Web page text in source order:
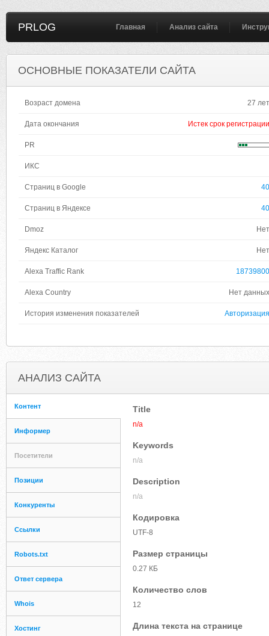
PRLOG Главная Анализ сайта
ОСНОВНЫЕ ПОКАЗАТЕЛИ САЙТА
Возраст домена 27 лет
Дата окончания Истек срок регистрации
PR
ИКС
Страниц в Google 40
Страниц в Яндексе 40
Dmoz Нет
Яндекс Каталог Нет
Alexa Traffic Rank 18739800
Alexa Country Нет данных
История изменения показателей Авторизация
АНАЛИЗ САЙТА
Контент
Информер
Посетители
Позиции
Конкуренты
Ссылки
Robots.txt
Ответ сервера
Whois
Хостинг
Title
n/a
Keywords
n/a
Description
n/a
Кодировка
UTF-8
Размер страницы
0.27 КБ
Количество слов
12
Длина текста на странице